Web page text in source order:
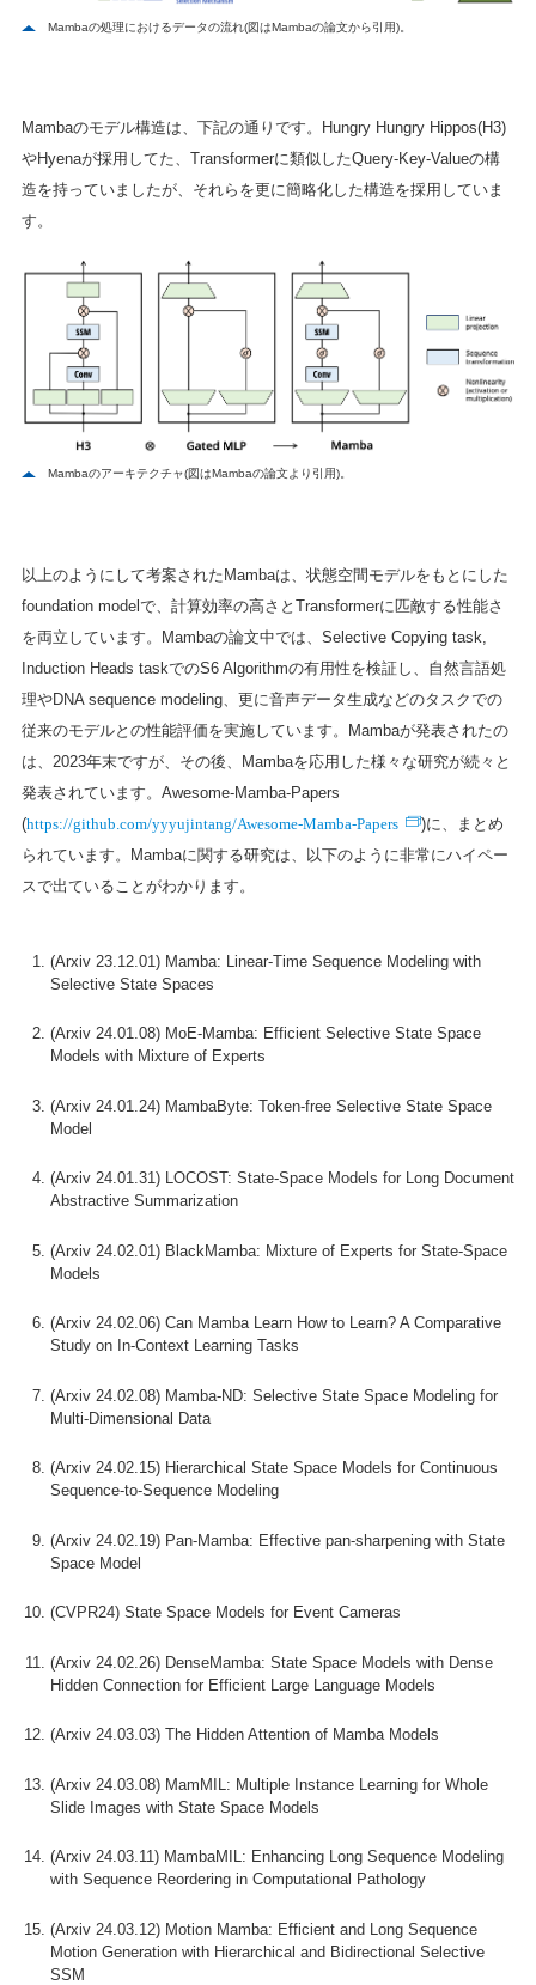
Mambaの処理におけるデータの流れ(図はMambaの論文から引用)。
Mambaのモデル構造は、下記の通りです。Hungry Hungry Hippos(H3)
やHyenaが採用してた、Transformerに類似したQuery-Key-Valueの構
造を持っていましたが、それらを更に簡略化した構造を採用していま
す。
Mambaのアーキテクチャ(図はMambaの論文より引用)。
以上のようにして考案されたMambaは、状態空間モデルをもとにした
foundation modelで、計算効率の高さとTransformerに匹敵する性能さ
を両立しています。Mambaの論文中では、Selective Copying task,
Induction Heads taskでのS6 Algorithmの有用性を検証し、自然言語処
理やDNA sequence modeling、更に音声データ生成などのタスクでの
従来のモデルとの性能評価を実施しています。Mambaが発表されたの
は、2023年末ですが、その後、Mambaを応用した様々な研究が続々と
発表されています。Awesome-Mamba-Papers
(https://github.com/yyyujintang/Awesome-Mamba-Papers
)に、まとめ
られています。Mambaに関する研究は、以下のように非常にハイペー
スで出ていることがわかります。
(Arxiv 23.12.01) Mamba: Linear-Time Sequence Modeling with
Selective State Spaces
(Arxiv 24.01.08) MoE-Mamba: Efficient Selective State Space
Models with Mixture of Experts
(Arxiv 24.01.24) MambaByte: Token-free Selective State Space
Model
(Arxiv 24.01.31) LOCOST: State-Space Models for Long Document
Abstractive Summarization
(Arxiv 24.02.01) BlackMamba: Mixture of Experts for State-Space
Models
(Arxiv 24.02.06) Can Mamba Learn How to Learn? A Comparative
Study on In-Context Learning Tasks
(Arxiv 24.02.08) Mamba-ND: Selective State Space Modeling for
Multi-Dimensional Data
(Arxiv 24.02.15) Hierarchical State Space Models for Continuous
Sequence-to-Sequence Modeling
(Arxiv 24.02.19) Pan-Mamba: Effective pan-sharpening with State
Space Model
(CVPR24) State Space Models for Event Cameras
(Arxiv 24.02.26) DenseMamba: State Space Models with Dense
Hidden Connection for Efficient Large Language Models
(Arxiv 24.03.03) The Hidden Attention of Mamba Models
(Arxiv 24.03.08) MamMIL: Multiple Instance Learning for Whole
Slide Images with State Space Models
(Arxiv 24.03.11) MambaMIL: Enhancing Long Sequence Modeling
with Sequence Reordering in Computational Pathology
(Arxiv 24.03.12) Motion Mamba: Efficient and Long Sequence
Motion Generation with Hierarchical and Bidirectional Selective
SSM